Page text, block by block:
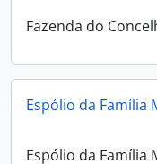
Fazenda do
Espólio da Família
Espólio da Família